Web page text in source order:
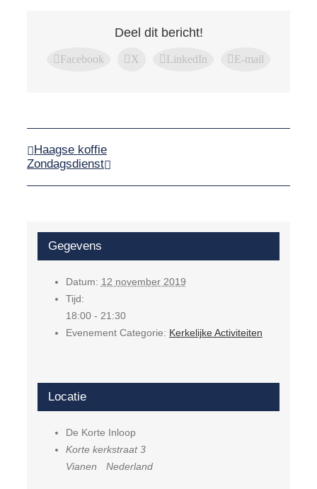
Deel dit bericht!
Facebook X LinkedIn E-mail
Haagse koffie
Zondagsdienst
Gegevens
Datum: 12 november 2019
Tijd:
18:00 - 21:30
Evenement Categorie: Kerkelijke Activiteiten
Locatie
De Korte Inloop
Korte kerkstraat 3
Vianen
Nederland